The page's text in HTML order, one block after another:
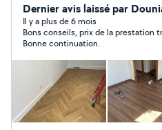
Dernier avis laissé par
Il y a plus de 6 mois
Bons conseils, prix de la prestation
Bonne continuation.